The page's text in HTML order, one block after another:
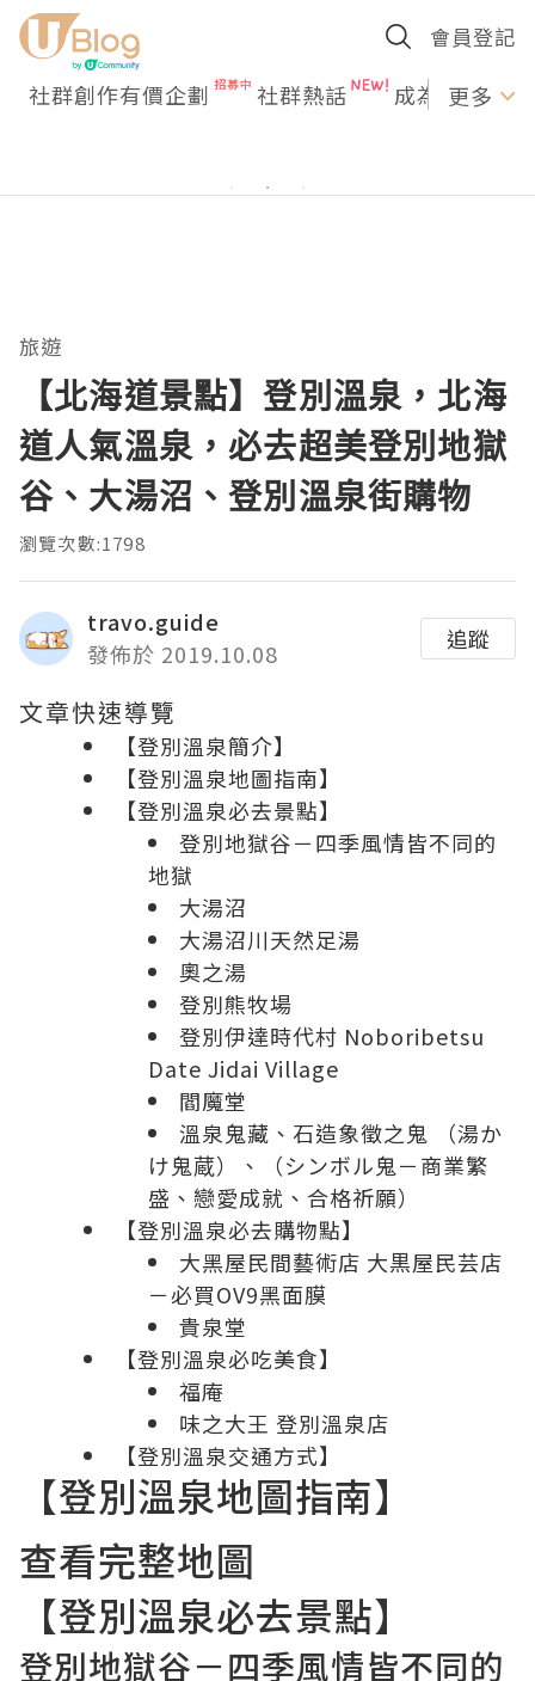
會員登記
社群創作有價企劃 社群熱話 成為U更多
旅遊
【北海道景點】登別溫泉，北海
道人氣溫泉，必去超美登別地獄
谷、大湯沼、登別溫泉街購物
瀏覽次數:1798
travo.guide
發佈於 2019.10.08
追蹤
文章快速導覽
【登別溫泉簡介】
【登別溫泉地圖指南】
【登別溫泉必去景點】
登別地獄谷－四季風情皆不同的
地獄
大湯沼
大湯沼川天然足湯
奧之湯
登別熊牧場
登別伊達時代村 Noboribetsu
Date Jidai Village
閻魔堂
溫泉鬼藏、石造象徵之鬼 （湯か
け鬼蔵）、（シンボル鬼－商業繁
盛、戀愛成就、合格祈願）
【登別溫泉必去購物點】
大黑屋民間藝術店 大黒屋民芸店
－必買OV9黑面膜
貴泉堂
【登別溫泉必吃美食】
福庵
味之大王 登別溫泉店
【登別溫泉交通方式】
【登別溫泉地圖指南】
查看完整地圖
【登別溫泉必去景點】
登別地獄谷－四季風情皆不同的